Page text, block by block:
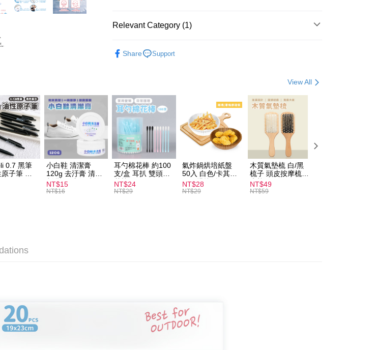
JKOPAY
Shipping Method
全家取貨付款
NT$60/order | Free shipping on orders of NT$599 or more
付款後全家取貨
NT$60/order | Free shipping on orders of NT$599 or more
Relevant Category (1)
Share
Support
View All
0.7 黑筆
子筆 黑
小白鞋 清潔膏
120g 去汙膏 清潔
劑 鞋子 去汙漬 白
皮鞋 鞋油
NT$15
NT$16
耳勺棉花棒 約100
支/盒 耳扒 雙頭棉
花棒
NT$24
NT$29
氣炸鍋烘培紙盤
50入 白色/卡其色
圓形烘焙紙
NT$28
NT$29
木質氣墊梳 白/黑
梳子 頭皮按摩梳
木梳
NT$49
NT$59